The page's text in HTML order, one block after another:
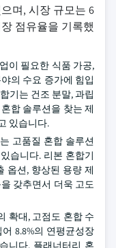
며, 시장 규모는 6
점유율을 기록했
이 필요한 식품 가공,
의 수요 증가에 힘입
기는 건조 분말, 과립
합 솔루션을 찾는 제
있습니다.
고품질 혼합 솔루션
습니다. 리본 혼합기
옵션, 향상된 용량 제
갖추면서 더욱 고도
확대, 고점도 혼합 수
8.8%의 연평균성장
니다. 플래너터리 혼